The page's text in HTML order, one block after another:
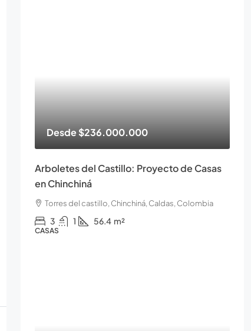
Desde$236.000.000
Arboletes del Castillo: Proyecto de Casas
en Chinchiná
Torres del castillo, Chinchiná, Caldas, Colombia
3 1 56.4 m²
CASAS